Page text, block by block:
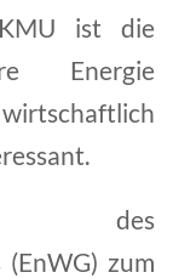
ist die
Energie
des
(EnWG) zum